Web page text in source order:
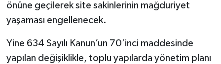
önüne geçilerek site sakinlerinin mağduriyet
yaşaması engellenecek.
Yine 634 Sayılı Kanun’un 70’inci maddesinde
yapılan değişiklikle, toplu yapılarda yönetim planı